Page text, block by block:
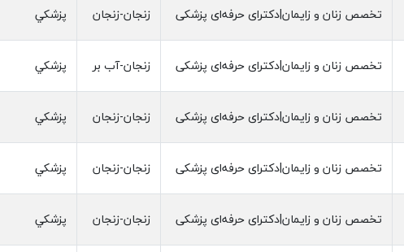
تخصص زنان و زایمان|دکترای حرفه‌ای پزشکی زنجان-زنجان پزشکي
تخصص زنان و زایمان|دکترای حرفه‌ای پزشکی زنجان-آب بر پزشکي
تخصص زنان و زایمان|دکترای حرفه‌ای پزشکی زنجان-زنجان پزشکي
تخصص زنان و زایمان|دکترای حرفه‌ای پزشکی زنجان-زنجان پزشکي
تخصص زنان و زایمان|دکترای حرفه‌ای پزشکی زنجان-زنجان پزشکي